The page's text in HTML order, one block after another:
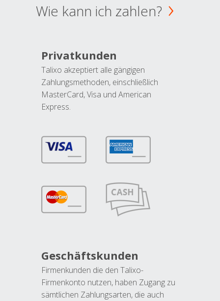
Wie kann ich zahlen?
Privatkunden
Talixo akzeptiert alle gängigen
Zahlungsmethoden, einschließlich
MasterCard, Visa und American
Express.
Geschäftskunden
Firmenkunden die den Talixo-
Firmenkonto nutzen, haben Zugang zu
sämtlichen Zahlungsarten, die auch